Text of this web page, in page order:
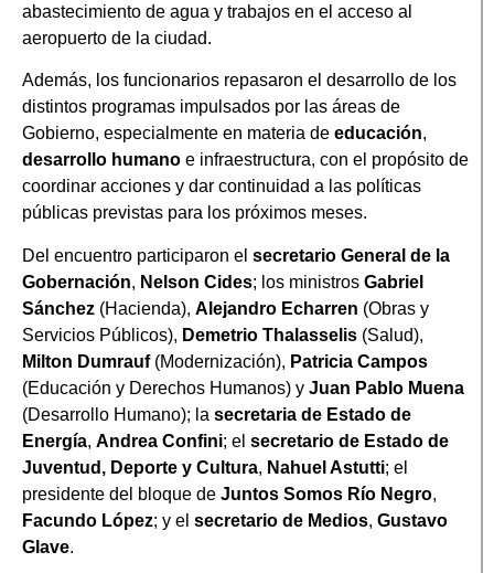
abastecimiento de agua y trabajos en el acceso al
aeropuerto de la ciudad.
Además, los funcionarios repasaron el desarrollo de los
distintos programas impulsados por las áreas de
Gobierno, especialmente en materia de educación,
desarrollo humano e infraestructura, con el propósito de
coordinar acciones y dar continuidad a las políticas
públicas previstas para los próximos meses.
Del encuentro participaron el secretario General de la
Gobernación, Nelson Cides; los ministros Gabriel
Sánchez (Hacienda), Alejandro Echarren (Obras y
Servicios Públicos), Demetrio Thalasselis (Salud),
Milton Dumrauf(Modernización), Patricia Campos
(Educación y Derechos Humanos) y Juan Pablo Muena
(Desarrollo Humano); la secretaria de Estado de
Energía, Andrea Confini; el secretario de Estado de
Juventud, Deporte y Cultura, Nahuel Astutti; el
presidente del bloque de Juntos Somos Río Negro,
Facundo López; y el secretario de Medios, Gustavo
Glave.